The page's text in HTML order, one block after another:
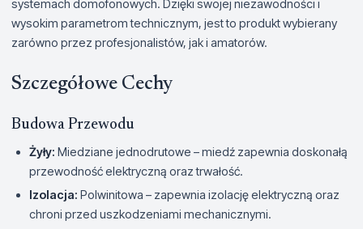
systemach domofonowych. Dzięki swojej niezawodności i
wysokim parametrom technicznym, jest to produkt wybierany
zarówno przez profesjonalistów, jak i amatorów.
Szczegółowe Cechy
Budowa Przewodu
Żyły: Miedziane jednodrutowe – miedź zapewnia doskonałą
przewodność elektryczną oraz trwałość.
Izolacja: Polwinitowa – zapewnia izolację elektryczną oraz
chroni przed uszkodzeniami mechanicznymi.